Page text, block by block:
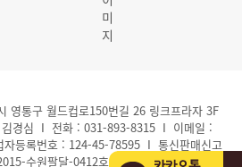
영통구 월드컵로150번길 26 링크프라자 3F
김경심 I 전화 : 031-893-8315 I 이메일 :
등록번호 : 124-45-78595 I 통신판매신고
수원팔달-0412호